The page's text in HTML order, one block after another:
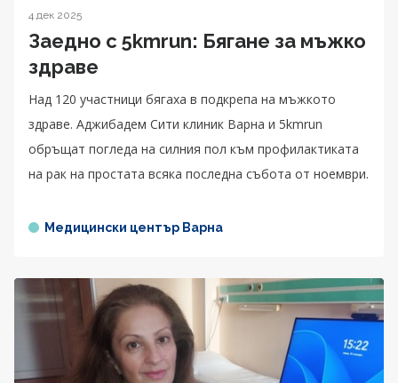
4 дек 2025
Заедно с 5kmrun: Бягане за мъжко
здраве
Над 120 участници бягаха в подкрепа на мъжкото
здраве. Аджибадем Сити клиник Варна и 5kmrun
обръщат погледа на силния пол към профилактиката
на рак на простата всяка последна събота от ноември.
Медицински център Варна